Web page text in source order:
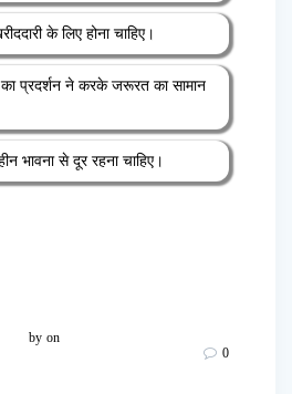
के लिए होना चाहिए।
का प्रदर्शन ने करके जरूरत का सामान
भावना से दूर रहना चाहिए।
by on
0